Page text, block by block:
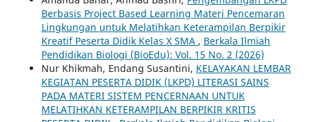
Berbasis Project Based Learning Materi Pencemaran
Lingkungan untuk Melatihkan Keterampilan Berpikir
Kreatif Peserta Didik Kelas X SMA , Berkala Ilmiah
Pendidikan Biologi (BioEdu): Vol. 15 No. 2 (2026)
Nur Khikmah, Endang Susantini, KELAYAKAN LEMBAR
KEGIATAN PESERTA DIDIK (LKPD) LITERASI SAINS
PADA MATERI SISTEM PENCERNAAN UNTUK
MELATIHKAN KETERAMPILAN BERPIKIR KRITIS